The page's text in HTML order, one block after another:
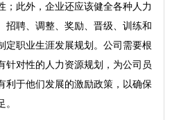
；此外，企业还应该健全各种人力
招聘、调整、奖励、晋级、训练和
定职业生涯发展规划。公司需要根
针对性的人力资源规划，为公司员
利于他们发展的激励政策，以确保